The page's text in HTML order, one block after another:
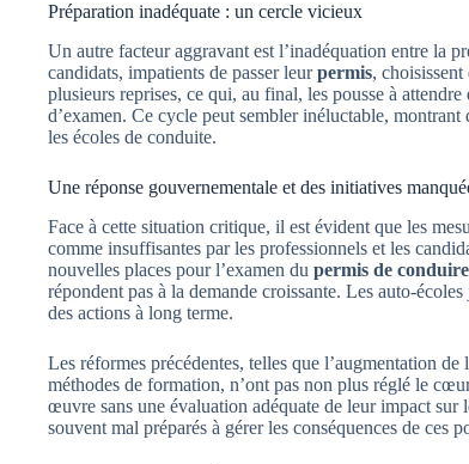
Préparation inadéquate : un cercle vicieux
Un autre facteur aggravant est l’inadéquation entre la
candidats, impatients de passer leurpermis, choisissent
plusieurs reprises, ce qui, au final, les pousse à
d’examen. Ce cycle peut sembler inéluctable,
les écoles de conduite.
Une réponse gouvernementale et des initiatives
Face à cette situation critique, il est évident que les
comme insuffisantes par les professionnels et les
nouvelles places pour l’examen du permis de conduire
répondent pas à la demande croissante. Les auto-
des actions à long terme.
Les réformes précédentes, telles que l’augmentation
méthodes de formation, n’ont pas non plus réglé le
œuvre sans une évaluation adéquate de leur impact sur
souvent mal préparés à gérer les conséquences de ces